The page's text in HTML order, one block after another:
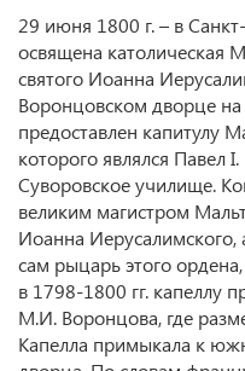
29 июня 1800 г. – в
освящена католическая
святого Иоанна
Воронцовском дворце
предоставлен капитулу
которого являлся Павел
Суворовское училище.
великим магистром
Иоанна
сам рыцарь этого
в 1798-1800 гг. капеллу
М.И. Воронцова, где
Капелла примыкала к